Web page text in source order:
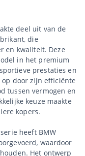
deel uit van de
die
en kwaliteit. Deze
in het premium
prestaties en
door zijn efficiënte
tussen vermogen en
keuze maakte
kopers.
heeft BMW
waardoor
Het ontwerp